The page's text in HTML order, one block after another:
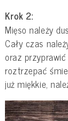
Krok 2:
Mięso należy
Cały czas
oraz
roztrzepać
już miękkie,